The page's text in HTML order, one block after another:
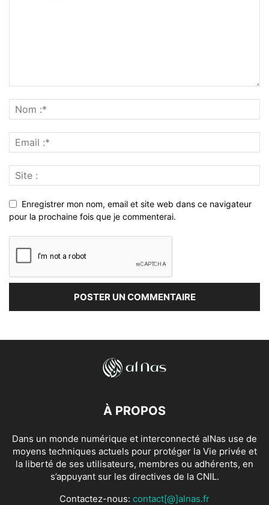
Enregistrer mon nom, email et site web dans ce navigateur
pour la prochaine fois que je commenterai.
À PROPOS
Dans un monde numérique et interconnecté alNas use de
moyens techniques actuels pour protéger la Vie privée et
la liberté de ses utilisateurs, membres ou adhérents, en
s’appuyant sur les directives de la CNIL.
Contactez-nous: contact[@]alnas.fr